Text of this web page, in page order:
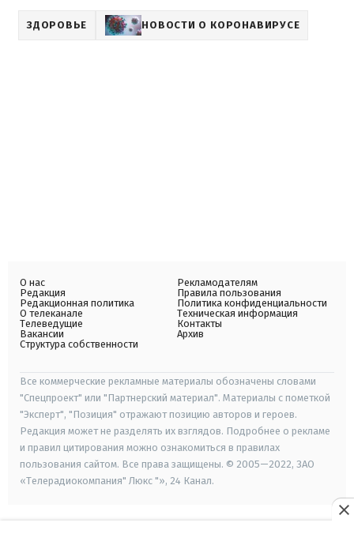
ЗДОРОВЬЕ НОВОСТИ О КОРОНАВИРУСЕ
О нас
Редакция
Редакционная политика
О телеканале
Телеведущие
Вакансии
Структура собственности
Рекламодателям
Правила пользования
Политика конфиденциальности
Техническая информация
Контакты
Архив
Все коммерческие рекламные материалы обозначены словами
"Спецпроект" или "Партнерский материал". Материалы с пометкой
"Эксперт", "Позиция" отражают позицию авторов и героев.
Редакция может не разделять их взглядов. Подробнее о рекламе
и правил цитирования можно ознакомиться в правилах
пользования сайтом. Все права защищены. © 2005—2022, ЗАО
«Телерадиокомпания" Люкс "», 24 Канал.